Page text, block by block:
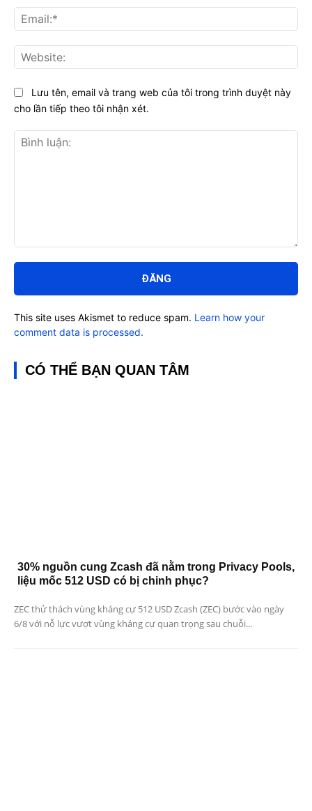
luận:
Lưu tên, email và trang web của tôi trong trình duyệt này
cho lần tiếp theo tôi nhận xét.
This site uses Akismet to reduce spam. Learn how your
comment data is processed.
CÓ THỂ BẠN QUAN TÂM
30% nguồn cung Zcash đã nằm trong Privacy Pools,
liệu mốc 512 USD có bị chinh phục?
ZEC thử thách vùng kháng cự 512 USD Zcash (ZEC) bước vào ngày
6/8 với nỗ lực vượt vùng kháng cự quan trọng sau chuỗi...